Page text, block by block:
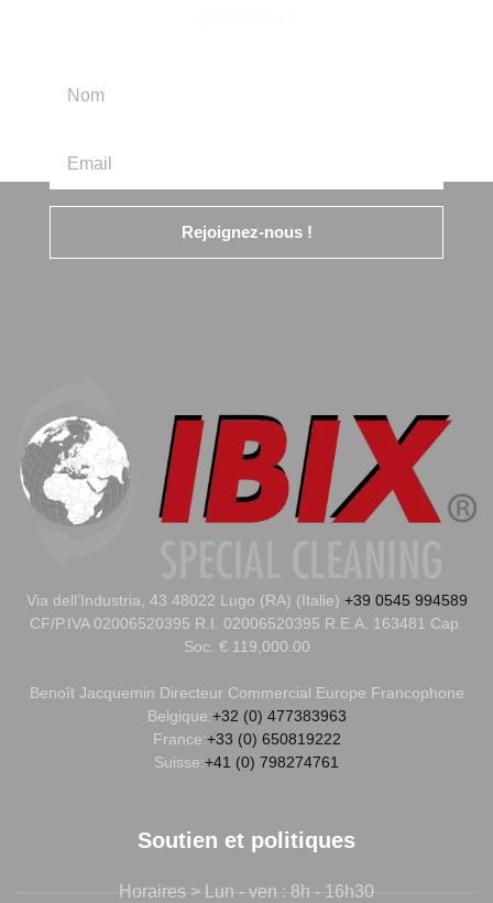
Rejoignez-nous !
Via dell’Industria, 43 48022 Lugo (RA) (Italie) +39 0545 994589
CF/P.IVA 02006520395 R.I. 02006520395 R.E.A. 163481 Cap.
Soc. € 119,000.00
Benoît Jacquemin Directeur Commercial Europe Francophone
Belgique:+32 (0) 477383963
France:+33 (0) 650819222
Suisse:+41 (0) 798274761
Soutien et politiques
Horaires > Lun - ven : 8h - 16h30